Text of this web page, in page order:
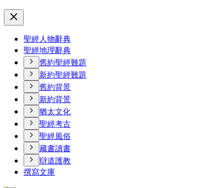
聖經人物辭典
聖經地理辭典
舊約聖經難題
新約聖經難題
舊約背景
新約背景
猶太文化
聖經考古
聖經風俗
藏書讀書
辯道護教
撰寫文庫